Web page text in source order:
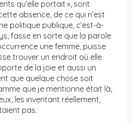
qu’elle portait », sont
absence, de ce qui n’est
politique publique, c’est-à-
fasse en sorte que la parole
une femme, puisse
trouver un endroit où elle
de la joie et aussi un
que quelque chose soit
que je mentionne était là,
les inventant réellement,
pas.